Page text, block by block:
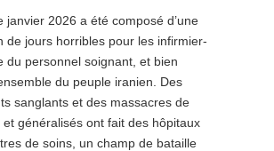
janvier 2026 a été composé d’une
de jours horribles pour les infirmier-
du personnel soignant, et bien
du peuple iranien. Des
sanglants et des massacres de
et généralisés ont fait des hôpitaux
de soins, un champ de bataille